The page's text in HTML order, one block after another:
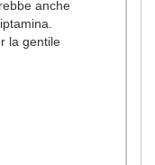
anche
la gentile